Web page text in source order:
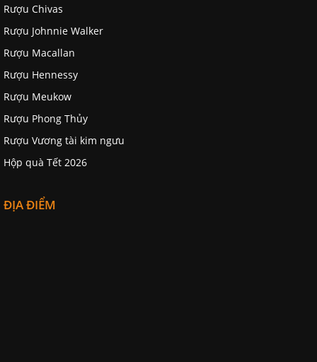
Rượu Chivas
Rượu Johnnie Walker
Rượu Macallan
Rượu Hennessy
Rượu Meukow
Rượu Phong Thủy
Rượu Vương tài kim ngưu
Hộp quà Tết 2026
ĐỊA ĐIỂM